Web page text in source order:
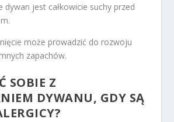
dywan jest całkowicie suchy przed
może prowadzić do rozwoju
zapachów.
SOBIE Z
DYWANU, GDY SĄ